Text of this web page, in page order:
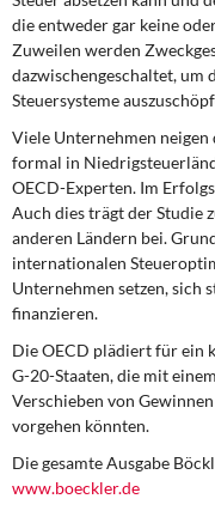
die entweder gar keine
Zuweilen werden
dazwischengeschaltet, um
Steuersysteme
Viele Unternehmen neigen
formal in
OECD-Experten. Im
Auch dies trägt der Studie
anderen Ländern bei.
internationalen
Unternehmen setzen, sich
finanzieren.
Die OECD plädiert für ein
G-20-Staaten, die mit
Verschieben von
vorgehen könnten.
Die gesamte Ausgabe
www.boeckler.de